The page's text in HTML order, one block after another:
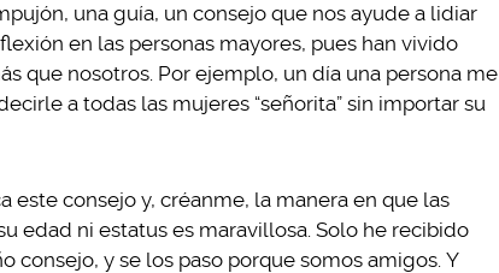
una guía, un consejo que nos ayude a lidiar
en las personas mayores, pues han vivido
que nosotros. Por ejemplo, un día una persona me
a todas las mujeres “señorita” sin importar su
consejo y, créanme, la manera en que las
edad ni estatus es maravillosa. Solo he recibido
consejo, y se los paso porque somos amigos. Y